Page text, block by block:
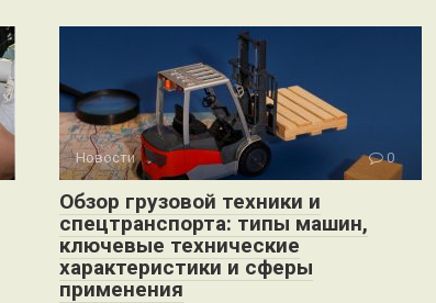
Новости 0
Обзор грузовой техники и
спецтранспорта: типы машин,
ключевые технические
характеристики и сферы
применения